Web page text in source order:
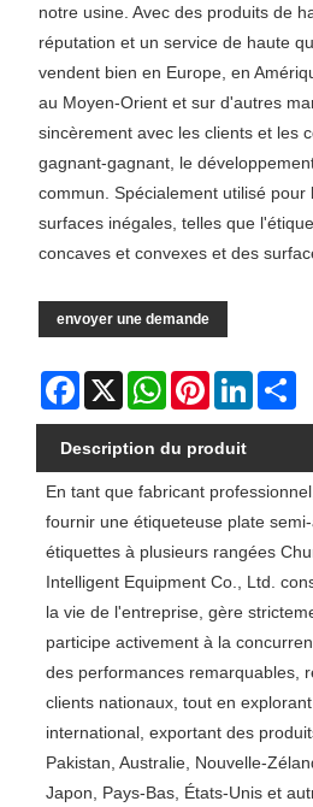
notre usine. Avec des produits de
réputation et un service de haute
vendent bien en Europe, en
au Moyen-Orient et sur d'autres
sincèrement avec les clients et les
gagnant-gagnant, le
commun. Spécialement utilisé pour
surfaces inégales, telles que
concaves et convexes et des
envoyer une demande
Facebook
X WhatsAppPinterestLinkedIn
Description du produit
En tant que fabricant
fournir une étiqueteuse plate
étiquettes à plusieurs rangées
Intelligent Equipment Co., Ltd.
la vie de l'entreprise, gère
participe activement à la
des performances remarquables,
clients nationaux, tout en
international, exportant des
Pakistan, Australie, Nouvelle-
Japon, Pays-Bas, États-Unis et